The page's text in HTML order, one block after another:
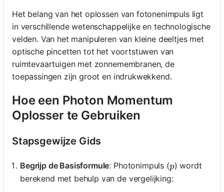
Het belang van het oplossen van fotonenimpuls ligt
in verschillende wetenschappelijke en technologische
velden. Van het manipuleren van kleine deeltjes met
optische pincetten tot het voortstuwen van
ruimtevaartuigen met zonnemembranen, de
toepassingen zijn groot en indrukwekkend.
Hoe een Photon Momentum
Oplosser te Gebruiken
Stapsgewijze Gids
Begrijp de Basisformule: Photonimpuls (p
p) wordt
berekend met behulp van de vergelijking: